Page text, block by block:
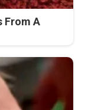
From A